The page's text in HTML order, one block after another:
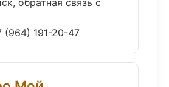
обратная связь с
(964) 191-20-47